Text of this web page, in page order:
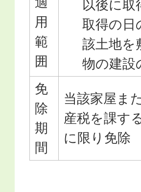
用
範
囲
以後に
取得の日
該土地を
物の建設
免
除
期
間
当該家屋ま
産税を課す
に限り免除